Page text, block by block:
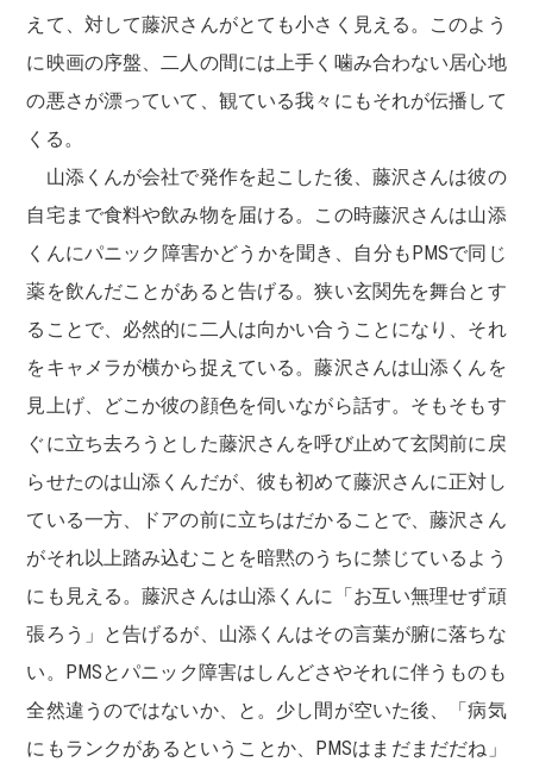
えて、対して藤沢さんがとても小さく見える。このよう
に映画の序盤、二人の間には上手く噛み合わない居心地
の悪さが漂っていて、観ている我々にもそれが伝播して
くる。
山添くんが会社で発作を起こした後、藤沢さんは彼の
自宅まで食料や飲み物を届ける。この時藤沢さんは山添
くんにパニック障害かどうかを聞き、自分もPMSで同じ
薬を飲んだことがあると告げる。狭い玄関先を舞台とす
ることで、必然的に二人は向かい合うことになり、それ
をキャメラが横から捉えている。藤沢さんは山添くんを
見上げ、どこか彼の顔色を伺いながら話す。そもそもす
ぐに立ち去ろうとした藤沢さんを呼び止めて玄関前に戻
らせたのは山添くんだが、彼も初めて藤沢さんに正対し
ている一方、ドアの前に立ちはだかることで、藤沢さん
がそれ以上踏み込むことを暗黙のうちに禁じているよう
にも見える。藤沢さんは山添くんに「お互い無理せず頑
張ろう」と告げるが、山添くんはその言葉が腑に落ちな
い。PMSとパニック障害はしんどさやそれに伴うものも
全然違うのではないか、と。少し間が空いた後、「病気
にもランクがあるということか、PMSはまだまだだね」